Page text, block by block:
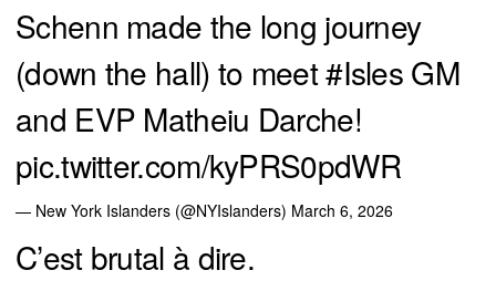
Schenn made the long journey
(down the hall) to meet#Isles GM
and EVP Matheiu Darche!
pic.twitter.com/kyPRS0pdWR
— New York Islanders (@NYIslanders) March 6, 2026
C’est brutal à dire.